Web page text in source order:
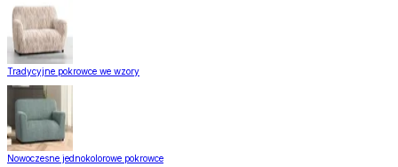
Tradycyjne pokrowce we wzory
Nowoczesne jednokolorowe pokrowce